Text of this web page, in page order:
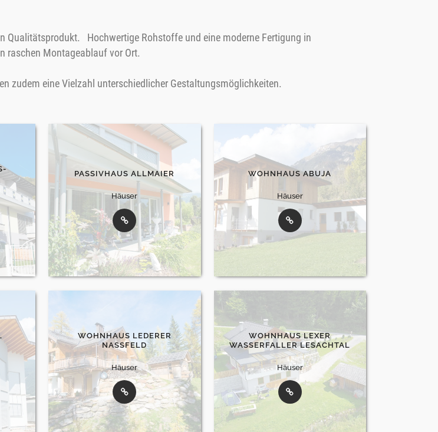
Qualitätsprodukt. Hochwertige Rohstoffe und eine moderne Fertigung in
raschen Montageablauf vor Ort.
zudem eine Vielzahl unterschiedlicher Gestaltungsmöglichkeiten.
PASSIVHAUS ALLMAIER
Häuser
WOHNHAUS ABUJA
Häuser
WOHNHAUS LEDERER
NASSFELD
Häuser
WOHNHAUS LEXER
WASSERFALLER LESACHTAL
Häuser